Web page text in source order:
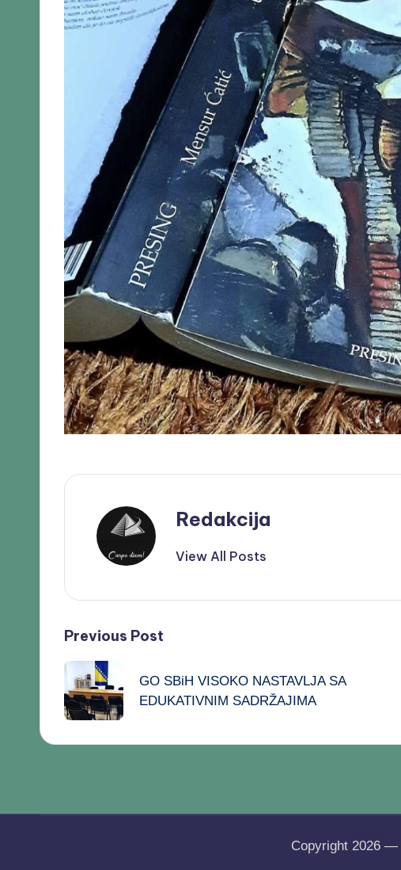
Redakcija
View All Posts
Previous Post
GO SBiH VISOKO NASTAVLJA SA
EDUKATIVNIM SADRŽAJIMA
Copyright 2026 —